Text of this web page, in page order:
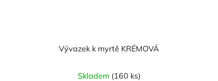
Vývazek k myrtě KRÉMOVÁ
Skladem (160 ks)